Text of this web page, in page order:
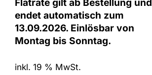
Flatrate gilt ab Bestellung und
endet automatisch zum
13.09.2026. Einlösbar von
Montag bis Sonntag.
inkl. 19 % MwSt.